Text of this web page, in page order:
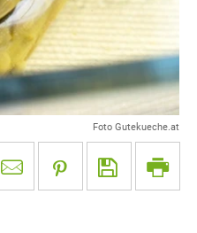
Foto Gutekueche.at